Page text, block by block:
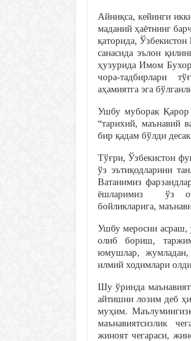
Айниқса, кейинги
маданий ҳаётнинг
қаторида,
санасида эълон
ҳузурида Имом
чора-тадбирлари
аҳамиятга эга
Ушбу муборак Қарор
“тарихий, маънавий
бир қадам бўлди
Тўғри, Ўзбекистон
ўз эътиқодларини
Ватанимиз
ёшларимиз ўз
бойликларига,
Ушбу меросни асраш,
олиб бориш,
юмушлар,
илмий ходимлари
Шу ўринда маънавият
айтишни лозим деб
муҳим.
маънавиятсизлик
жиноят чегараси,